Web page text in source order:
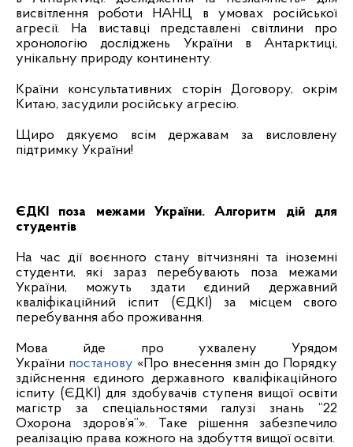
висвітлення роботи НАНЦ в умовах російської
агресії. На виставці представлені світлини про
хронологію досліджень України в Антарктиці,
унікальну природу континенту.
Країни консультативних сторін Договору, окрім
Китаю, засудили російську агресію.
Щиро дякуємо всім державам за висловлену
підтримку України!
ЄДКІ поза межами України. Алгоритм дій для
студентів
На час дії воєнного стану вітчизняні та іноземні
студенти, які зараз перебувають поза межами
України, можуть здати єдиний державний
кваліфікаційний іспит (ЄДКІ) за місцем свого
перебування або проживання.
Мова йде про ухвалену Урядом
України постанову «Про внесення змін до Порядку
здійснення єдиного державного кваліфікаційного
іспиту (ЄДКІ) для здобувачів ступеня вищої освіти
магістр за спеціальностями галузі знань “22
Охорона здоров’я”». Таке рішення забезпечило
реалізацію права кожного на здобуття вищої освіти.